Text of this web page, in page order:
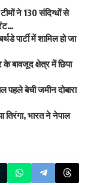
ने 130 संदिग्धों से
पार्टी में शामिल हो जा
बावजूद क्षेत्र में छिपा
पहले बेची जमीन दोबारा
तिरंगा, भारत ने नेपाल